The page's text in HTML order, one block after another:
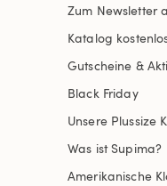
Zum Newsletter
Katalog
Gutscheine &
Black Friday
Unsere Plussize
Was ist Supima?
Amerikanische